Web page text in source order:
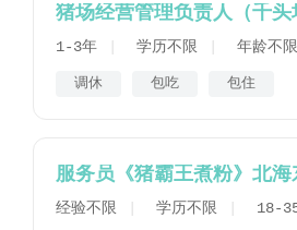
猪场经营管理负责人（千头
1-3年 学历不限 年龄不限
调休 包吃 包住
服务员《猪霸王煮粉》北海
经验不限 学历不限 18-